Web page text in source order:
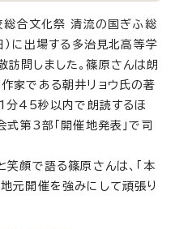
合文化祭 清流の国ぎふ総
に出場する多治見北高等学
問しました。篠原さんは朗
家である朝井リョウ氏の著
1分45秒以内で朗読するほ
第3部「開催地発表」で司
笑顔で語る篠原さんは、「本
元開催を強みにして頑張り